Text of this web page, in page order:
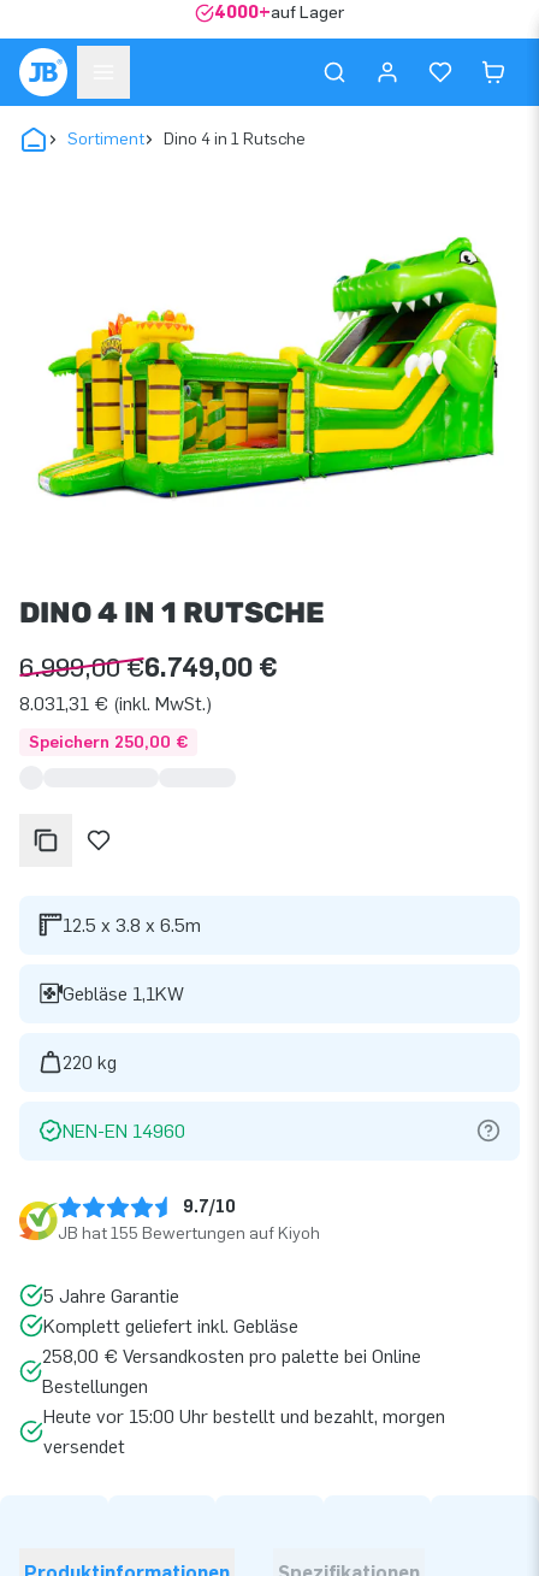
4000+auf Lager
Sortiment Dino 4 in 1 Rutsche
DINO 4 IN 1 RUTSCHE
6.999,00 €6.749,00 €
8.031,31 € (inkl. MwSt.)
Speichern 250,00 €
12.5 x 3.8 x 6.5m
Gebläse 1,1KW
220 kg
NEN-EN 14960
9.7/10
JB hat 155 Bewertungen auf Kiyoh
5 Jahre Garantie
Komplett geliefert inkl. Gebläse
258,00 € Versandkosten pro palette bei Online
Bestellungen
Heute vor 15:00 Uhr bestellt und bezahlt, morgen
versendet